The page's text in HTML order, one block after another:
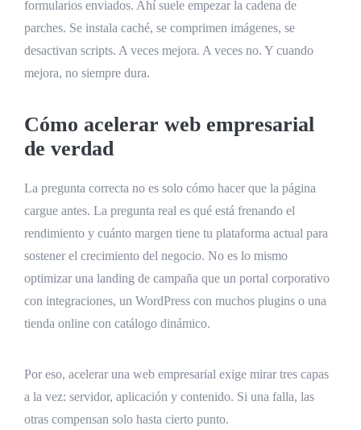
formularios enviados. Ahí suele empezar la cadena de
parches. Se instala caché, se comprimen imágenes, se
desactivan scripts. A veces mejora. A veces no. Y cuando
mejora, no siempre dura.
Cómo acelerar web empresarial
de verdad
La pregunta correcta no es solo cómo hacer que la página
cargue antes. La pregunta real es qué está frenando el
rendimiento y cuánto margen tiene tu plataforma actual para
sostener el crecimiento del negocio. No es lo mismo
optimizar una landing de campaña que un portal corporativo
con integraciones, un WordPress con muchos plugins o una
tienda online con catálogo dinámico.
Por eso, acelerar una web empresarial exige mirar tres capas
a la vez: servidor, aplicación y contenido. Si una falla, las
otras compensan solo hasta cierto punto.